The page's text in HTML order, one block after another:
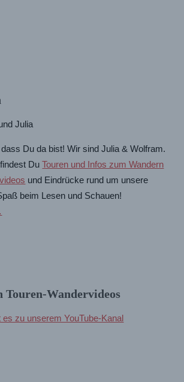
Du da bist! Wir sind Julia & Wolfram.
DuTouren und Infos zum Wandern
und Eindrücke rund um unsere
beim Lesen und Schauen!
Touren-Wandervideos